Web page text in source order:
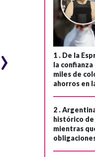
el
› 1 . De la
la
miles de
ahorros en
2 .
histórico
mientras